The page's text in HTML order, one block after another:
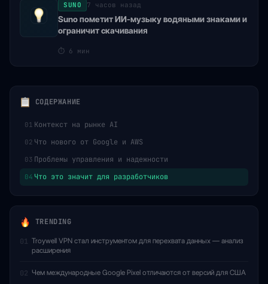
SUNO 7 часов назад
Suno пометит ИИ-музыку водяными знаками и
ограничит скачивания
⏱ 6 мин
СОДЕРЖАНИЕ
01 Контекст на рынке AI
02 Что нового от Google и AWS
03 Проблемы управления и надежности
04 Что это значит для разработчиков
TRENDING
01 Troywell VPN стал инструментом для перехвата данных — анализ
расширения
02 Чем международные Google Pixel отличаются от версий для США